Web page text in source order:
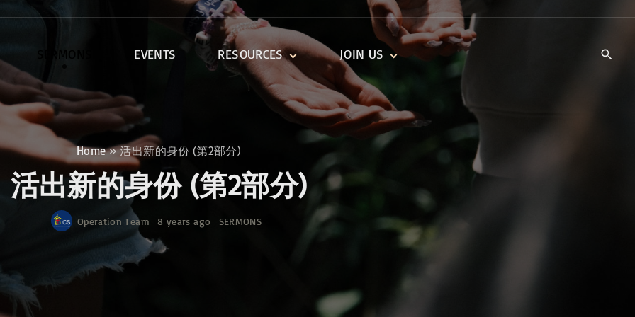
EVENTS RESOURCES
DEVOTIONALS
DAILY DEVOTIONALS
TRAILBLAZERS YOUTH
KIDS‘ DEVOTIONALS
DISCIPLESHIP CLASSES
ONE SOUL FOR CHRIST
JOIN US
KIDS’ CHURCH
TRAIIBLAZERS YOUTH
CELL GROUPS
CAREERS
Home»活出新的身份 (第2部分)
活出新的身份 (第2部分)
Operation Team 8 years ago SERMONS